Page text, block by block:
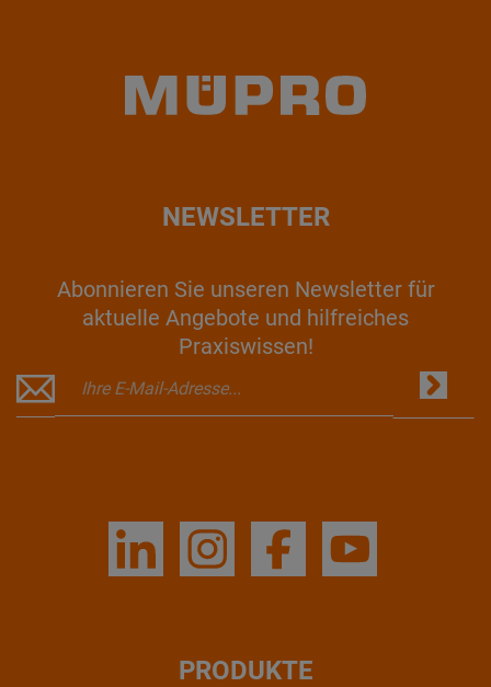
NEWSLETTER
Abonnieren Sie unseren Newsletter für
aktuelle Angebote und hilfreiches
Praxiswissen!
PRODUKTE